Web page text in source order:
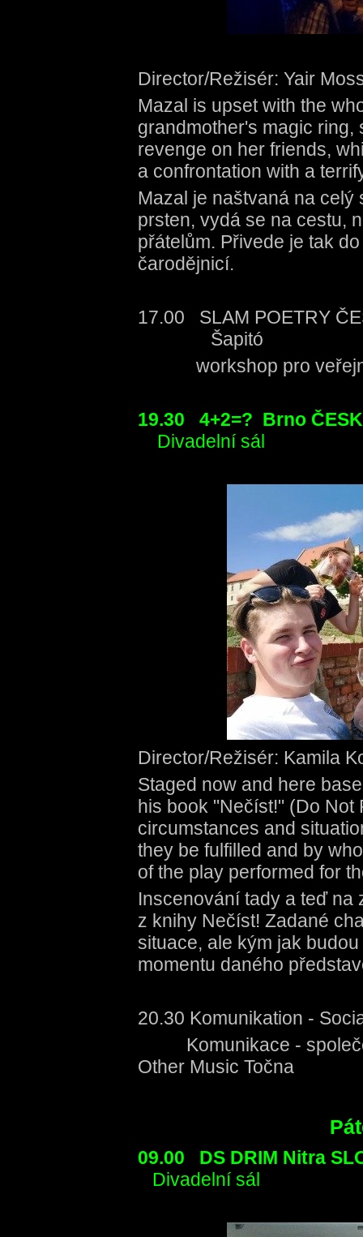
Director/Režisér: Yair
Mazal is upset with the
grandmother's magic
revenge on her friends,
a confrontation with a
Mazal je naštvaná na
prsten, vydá se na cestu,
přátelům. Přivede je tak
čarodějnicí.
17.00 SLAM
Šapitó
workshop pro
19.30 4+2=? Brno
Divadelní sál
Director/Režisér: Kamila
Staged now and here
his book "Nečíst!" (Do Not
circumstances and
they be fulfilled and by
of the play performed for
Inscenování tady a teď na
z knihy Nečíst! Zadané
situace, ale kým jak
momentu daného
20.30 Komunikation -
Komunikace -
Other Music Točna
09.00 DS DRIM
Divadelní sál